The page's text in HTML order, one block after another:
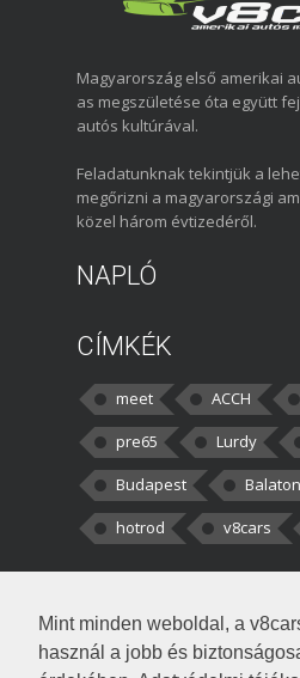
Mint minden weboldal, a
használ a jobb és
Magyarország első amerikai
as megszületése óta együtt
autós kultúrával.
Feladatunknak tekintjük a
megőrizni a magyarországi
közel három évtizedéről.
NAPLÓ
CÍMKÉK
meet ACCH
pre65
Lurdy
Budapest
Balaton
hotrod
v8cars
kortisz:
darabbaal számoltam. Nem